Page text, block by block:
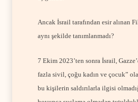
Ancak İsrail tarafından esir alınan
aynı şekilde tanımlanmadı?
7 Ekim 2023’ten sonra İsrail,
fazla sivil, çoğu kadın ve çocuk”
bu kişilerin saldırılarla ilgisi